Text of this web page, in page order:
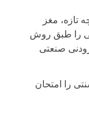
تازه، مغز
را طبق روش
صنعتی
را امتحان